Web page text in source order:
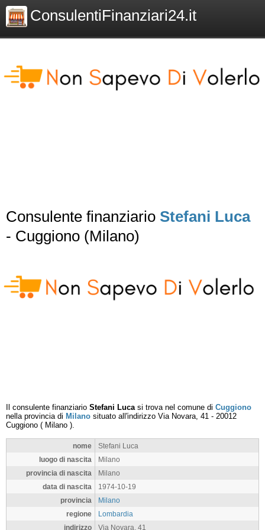
ConsulentiFinanziari24.it
Consulente finanziario Stefani Luca
- Cuggiono (Milano)
Il consulente finanziario Stefani Lucasi trova nel comune di Cuggiono
nella provincia di Milano situato all'indirizzo Via Novara, 41 - 20012
Cuggiono ( Milano ).
nome
Stefani Luca
luogo di nascita
Milano
provincia di nascita
Milano
data di nascita
1974-10-19
provincia
Milano
regione
Lombardia
indirizzo
Via Novara, 41